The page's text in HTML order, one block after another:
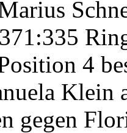
4
Klein
gegen